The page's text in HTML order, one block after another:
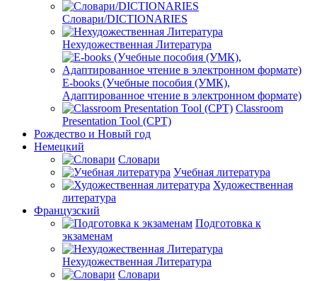
Словари/DICTIONARIES
Нехудожественная Литература
E-books (Учебные пособия (УМК),
Адаптированное чтение в электронном формате)
Classroom
Presentation Tool (CPT)
Рождество и Новый год
Немецкий
Словари
Учебная литература
Художественная
литература
Французский
Подготовка к
экзаменам
Нехудожественная Литература
Словари